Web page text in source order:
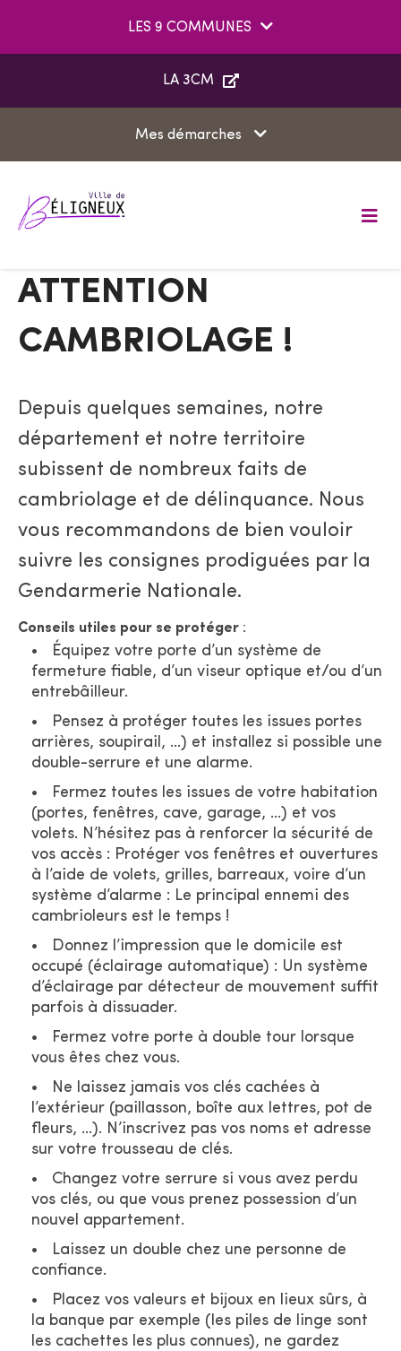
LES 9 COMMUNES
LA 3CM
Mes démarches
ATTENTION
CAMBRIOLAGE !
Depuis quelques semaines, notre
département et notre territoire
subissent de nombreux faits de
cambriolage et de délinquance. Nous
vous recommandons de bien vouloir
suivre les consignes prodiguées par la
Gendarmerie Nationale.
Conseils utiles pour se protéger :
Équipez votre porte d’un système de
fermeture fiable, d’un viseur optique et/ou d’un
entrebâilleur.
Pensez à protéger toutes les issues portes
arrières, soupirail, …) et installez si possible une
double-serrure et une alarme.
Fermez toutes les issues de votre habitation
(portes, fenêtres, cave, garage, …) et vos
volets. N’hésitez pas à renforcer la sécurité de
vos accès : Protéger vos fenêtres et ouvertures
à l’aide de volets, grilles, barreaux, voire d’un
système d’alarme : Le principal ennemi des
cambrioleurs est le temps !
Donnez l’impression que le domicile est
occupé (éclairage automatique) : Un système
d’éclairage par détecteur de mouvement suffit
parfois à dissuader.
Fermez votre porte à double tour lorsque
vous êtes chez vous.
Ne laissez jamais vos clés cachées à
l’extérieur (paillasson, boîte aux lettres, pot de
fleurs, …). N’inscrivez pas vos noms et adresse
sur votre trousseau de clés.
Changez votre serrure si vous avez perdu
vos clés, ou que vous prenez possession d’un
nouvel appartement.
Laissez un double chez une personne de
confiance.
Placez vos valeurs et bijoux en lieux sûrs, à
la banque par exemple (les piles de linge sont
les cachettes les plus connues), ne gardez